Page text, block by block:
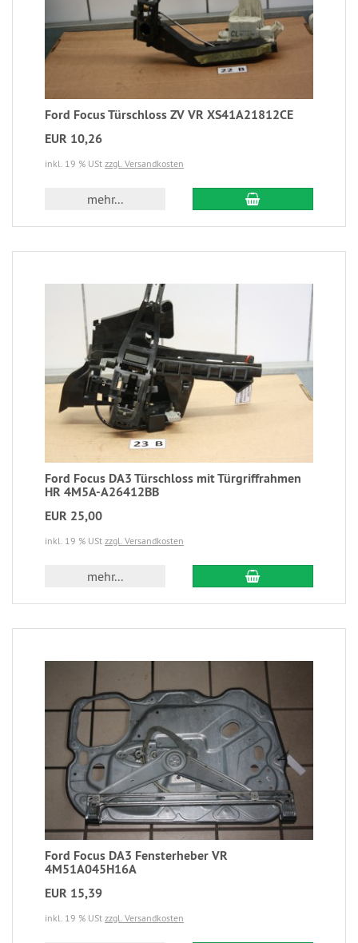
Ford Focus Türschloss ZV VR XS41A21812CE
EUR 10,26
inkl. 19 % USt zzgl. Versandkosten
mehr...
Ford Focus DA3 Türschloss mit Türgriffrahmen
HR 4M5A-A26412BB
EUR 25,00
inkl. 19 % USt zzgl. Versandkosten
mehr...
Ford Focus DA3 Fensterheber VR
4M51A045H16A
EUR 15,39
inkl. 19 % USt zzgl. Versandkosten